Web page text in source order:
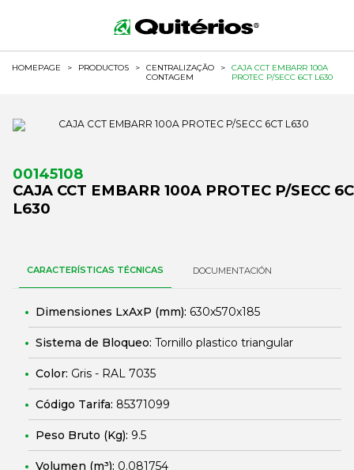
HOMEPAGE > PRODUCTOS >
CENTRALIZAÇÃO
CONTAGEM
>
CAJA CCT EMBARR 100A
PROTEC P/SECC 6CT L630
00145108
CAJA CCT EMBARR 100A PROTEC P/SECC
L630
CARACTERÍSTICAS TÉCNICAS DOCUMENTACIÓN
Dimensiones LxAxP (mm): 630x570x185
Sistema de Bloqueo: Tornillo plastico triangular
Color: Gris - RAL 7035
Código Tarifa: 85371099
Peso Bruto (Kg): 9.5
Volumen (m³): 0.081754